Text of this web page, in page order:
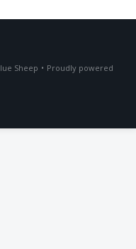
Sheep • Proudly powered